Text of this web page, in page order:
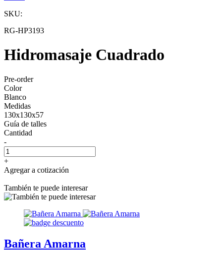
SKU:
RG-HP3193
Hidromasaje Cuadrado
Pre-order
Color
Blanco
Medidas
130x130x57
Guía de talles
Cantidad
-
+
Agregar a cotización
También te puede interesar
Bañera Amarna